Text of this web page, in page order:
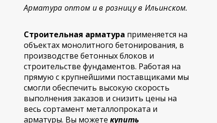
Арматура оптом и в розницу в Ильинском.
Строительная арматура применяется на
объектах монолитного бетонирования, в
производстве бетонных блоков и
строительстве фундаментов. Работая на
прямую с крупнейшими поставщиками мы
смогли обеспечить высокую скорость
выполнения заказов и снизить цены на
весь сортамент металлопроката и
арматуры. Вы можете купить